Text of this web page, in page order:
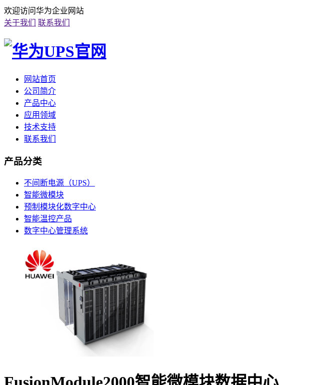
欢迎访问华为企业网站
关于我们
联系我们
网站首页
公司简介
产品中心
应用领域
技术支持
联系我们
产品分类
不间断电源（UPS）
智能微模块
预制模块化数字中心
智能温控产品
数字中心管理系统